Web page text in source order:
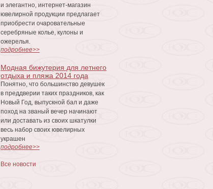
и элегантно, интернет-магазин
ювелирной продукции предлагает
приобрести очаровательные
серебряные колье, кулоны и
ожерелья.
подробнее>>
Модная бижутерия для летнего
отдыха и пляжа 2014 года
Понятно, что большинство девушек
в преддверии таких праздников, как
Новый Год, выпускной бал и даже
поход на званый вечер начинают
или доставать из своих шкатулки
весь набор своих ювелирных
украшен
подробнее>>
Все новости